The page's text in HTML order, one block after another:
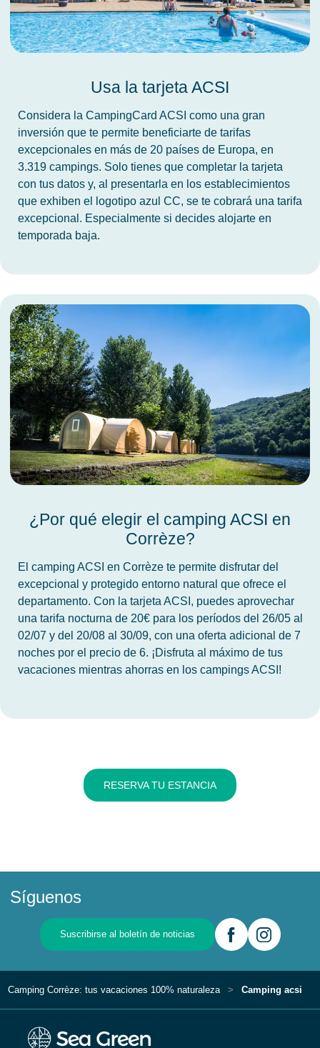
Usa la tarjeta ACSI
Considera la CampingCard ACSI como una gran
inversión que te permite beneficiarte de tarifas
excepcionales en más de 20 países de Europa, en
3.319 campings. Solo tienes que completar la tarjeta
con tus datos y, al presentarla en los establecimientos
que exhiben el logotipo azul CC, se te cobrará una tarifa
excepcional. Especialmente si decides alojarte en
temporada baja.
¿Por qué elegir el camping ACSI en
Corrèze?
El camping ACSI en Corrèze te permite disfrutar del
excepcional y protegido entorno natural que ofrece el
departamento. Con la tarjeta ACSI, puedes aprovechar
una tarifa nocturna de 20€ para los períodos del 26/05 al
02/07 y del 20/08 al 30/09, con una oferta adicional de 7
noches por el precio de 6. ¡Disfruta al máximo de tus
vacaciones mientras ahorras en los campings ACSI!
RESERVA TU ESTANCIA
Síguenos
Suscribirse al boletín de noticias
Camping Corrèze: tus vacaciones 100% naturaleza Camping acsi